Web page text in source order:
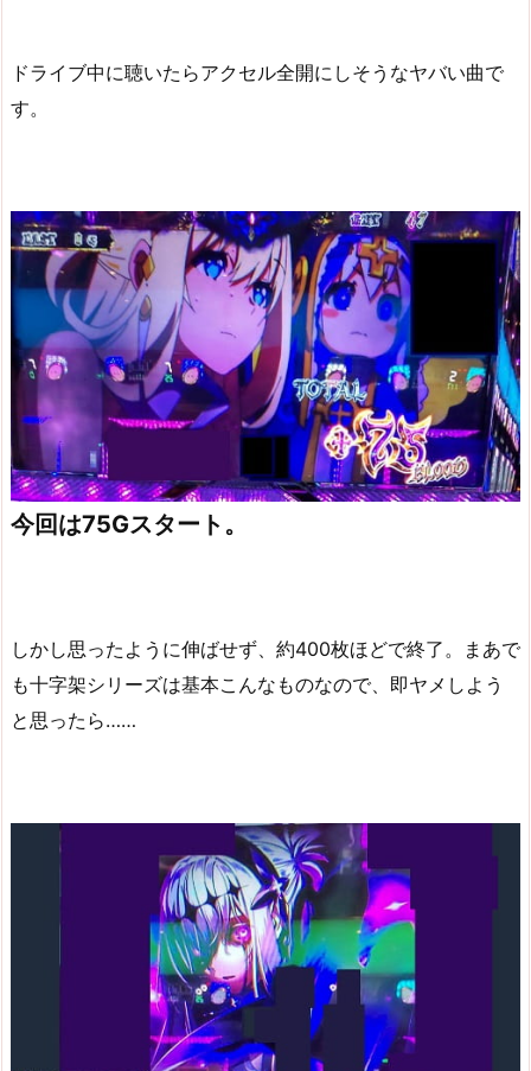
ドライブ中に聴いたらアクセル全開にしそうなヤバい曲で
す。
今回は75Gスタート。
しかし思ったように伸ばせず、約400枚ほどで終了。まあで
も十字架シリーズは基本こんなものなので、即ヤメしよう
と思ったら……